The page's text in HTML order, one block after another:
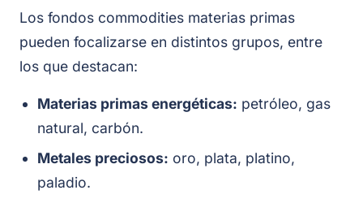
Los fondos commodities materias primas
pueden focalizarse en distintos grupos, entre
los que destacan:
Materias primas energéticas: petróleo, gas
natural, carbón.
Metales preciosos: oro, plata, platino,
paladio.